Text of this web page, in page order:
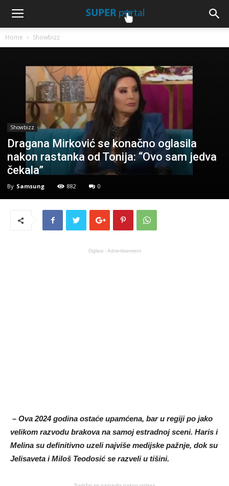
Home Showbizz
Showbizz
Dragana Mirković se konačno oglasila
nakon rastanka od Tonija: “Ovo sam jedva
čekala”
By Samsung 882 0
Oglasi - Advertisement
– Ova 2024 godina ostaće upamćena, bar u regiji po jako
velikom razvodu brakova na samoj estradnoj sceni. Haris i
Melina su definitivno uzeli najviše medijske pažnje, dok su
Jelisaveta i Miloš Teodosić se razveli u tišini.